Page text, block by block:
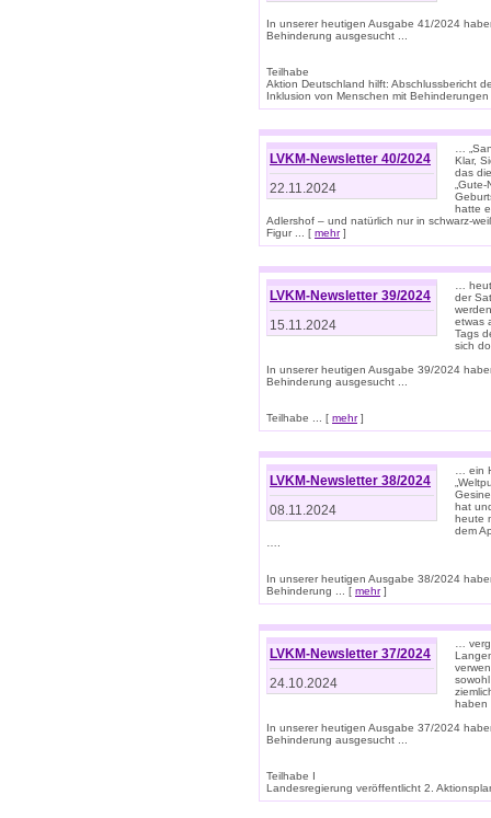
In unserer heutigen Ausgabe 41/2024
Behinderung ausgesucht ...
Teilhabe
Aktion Deutschland hilft: Abschlussbericht
Inklusion von Menschen mit
LVKM-Newsletter 40/2024
22.11.2024
…
Klar,
das
hatte
Adlershof – und natürlich nur in schwarz-
Figur ... [ mehr]
LVKM-Newsletter 39/2024
15.11.2024
…
der
etwas
Tags
sich
In unserer heutigen Ausgabe 39/2024
Behinderung ausgesucht ...
Teilhabe ... [ mehr]
LVKM-Newsletter 38/2024
08.11.2024
… ein
hat
heute
dem
In unserer heutigen Ausgabe 38/2024
Behinderung ... [ mehr]
LVKM-Newsletter 37/2024
24.10.2024
…
In unserer heutigen Ausgabe 37/2024
Behinderung ausgesucht ...
Teilhabe I
Landesregierung veröffentlicht 2.